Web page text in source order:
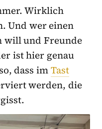
Wirklich
Und wer einen
will und Freunde
ist hier genau
dass imTast
werden, die